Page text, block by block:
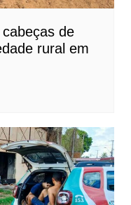
de
rural em